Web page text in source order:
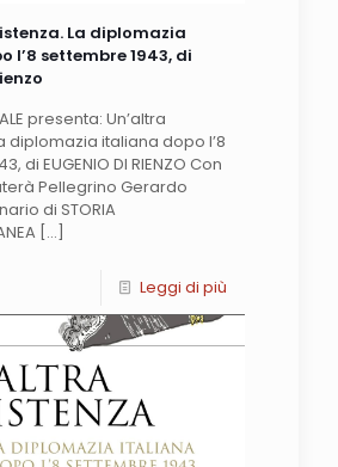
La diplomazia
l’8 settembre 1943, di
presenta: Un’altra
diplomazia italiana dopo l’8
di EUGENIO DI RIENZO Con
Pellegrino Gerardo
di STORIA
[…]
Leggi di più